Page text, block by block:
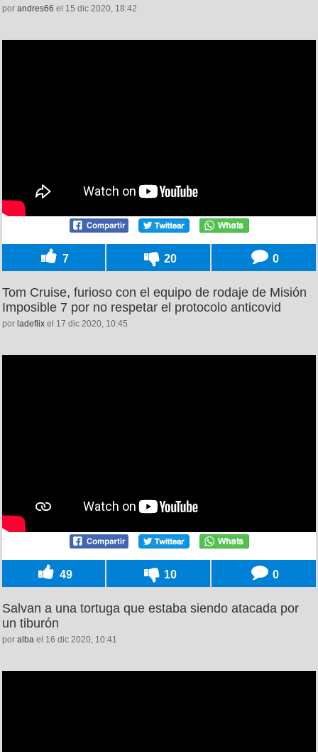
por andres66 el 15 dic 2020, 18:42
7 20 0
Tom Cruise, furioso con el equipo de rodaje de Misión
Imposible 7 por no respetar el protocolo anticovid
por ladeflix el 17 dic 2020, 10:45
49 10 0
Salvan a una tortuga que estaba siendo atacada por
un tiburón
por alba el 16 dic 2020, 10:41